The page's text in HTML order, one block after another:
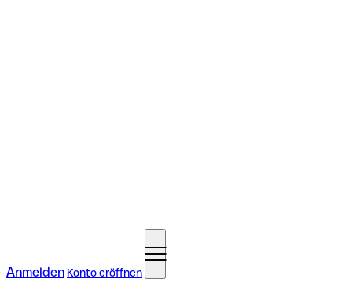
Anmelden Konto eröffnen